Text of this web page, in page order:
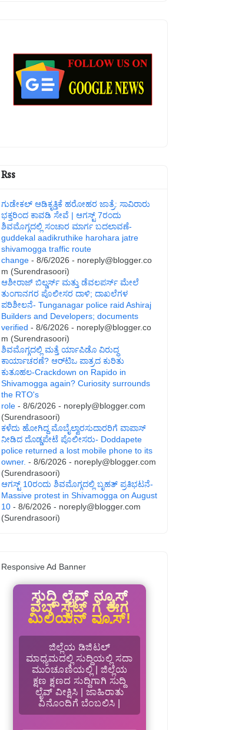
Rss
ಗುಡೇಕಲ್ ಆಡಿಕೃತ್ತಿಕೆ ಹರೋಹರ ಜಾತ್ರೆ: ಸಾವಿರಾರು
ಭಕ್ತರಿಂದ ಕಾವಡಿ ಸೇವೆ | ಆಗಸ್ಟ್ 7ರಂದು
ಶಿವಮೊಗ್ಗದಲ್ಲಿ ಸಂಚಾರ ಮಾರ್ಗ ಬದಲಾವಣೆ-
guddekal aadikruthike harohara jatre
shivamogga traffic route
change - 8/6/2026 - noreply@blogger.co
m (Surendrasoori)
ಆಶೀರಾಜ್ ಬಿಲ್ಡರ್ಸ್ ಮತ್ತು ಡೆವಲಪರ್ಸ್ ಮೇಲೆ
ತುಂಗಾನಗರ ಪೊಲೀಸರ ದಾಳಿ; ದಾಖಲೆಗಳ
ಪರಿಶೀಲನೆ- Tunganagar police raid Ashiraj
Builders and Developers; documents
verified - 8/6/2026 - noreply@blogger.co
m (Surendrasoori)
ಶಿವಮೊಗ್ಗದಲ್ಲಿ ಮತ್ತೆ ರ್ಯಾಪಿಡೊ ವಿರುದ್ಧ
ಕಾರ್ಯಾಚರಣೆ? ಆರ್‌ಟಿಒ ಪಾತ್ರದ ಕುರಿತು
ಕುತೂಹಲ-Crackdown on Rapido in
Shivamogga again? Curiosity surrounds
the RTO's
role - 8/6/2026 - noreply@blogger.com
(Surendrasoori)
ಕಳೆದು ಹೋಗಿದ್ದ ಮೊಬೈಲ್ವಾರಸುದಾರರಿಗೆ ವಾಪಾಸ್
ನೀಡಿದ ದೊಡ್ಡಪೇಟೆ ಪೊಲೀಸರು- Doddapete
police returned a lost mobile phone to its
owner. - 8/6/2026 - noreply@blogger.com
(Surendrasoori)
ಆಗಸ್ಟ್‌ 10ರಂದು ಶಿವಮೊಗ್ಗದಲ್ಲಿ ಬೃಹತ್ ಪ್ರತಿಭಟನೆ-
Massive protest in Shivamogga on August
10 - 8/6/2026 - noreply@blogger.com
(Surendrasoori)
Responsive Ad Banner
ಸುದ್ದಿ ಲೈವ್ ನ್ಯೂಸ್
ವೆಬ್ ಸೈಟ್ ಗೆ ಈಗ
ಮಿಲಿಯನ್ ವ್ಯೂಸ್!
ಜಿಲ್ಲೆಯ ಡಿಜಿಟಲ್
ಮಾಧ್ಯಮದಲ್ಲಿ ಸುದ್ದಿಯಲ್ಲಿ ಸದಾ
ಮುಂಚೂಣಿಯಲ್ಲಿ | ಜಿಲ್ಲೆಯ
ಕ್ಷಣ ಕ್ಷಣದ ಸುದ್ದಿಗಾಗಿ ಸುದ್ದಿ
ಲೈವ್ ವೀಕ್ಷಿಸಿ | ಜಾಹಿರಾತು
ವಿನೊಂದಿಗೆ ಬೆಂಬಲಿಸಿ |